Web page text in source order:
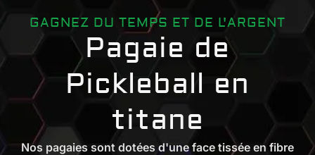
GAGNEZ DU TEMPS ET DE L'ARGENT
Pagaie de
Pickleball en
titane
Nos pagaies sont dotées d'une face tissée en fibre